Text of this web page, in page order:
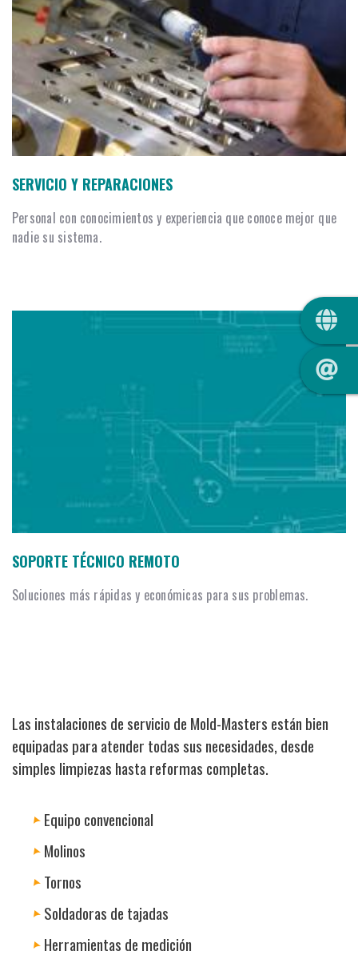
SERVICIO Y REPARACIONES
Personal con conocimientos y experiencia que conoce mejor que
nadie su sistema.
SOPORTE TÉCNICO REMOTO
Soluciones más rápidas y económicas para sus problemas.
Las instalaciones de servicio de Mold-Masters están bien
equipadas para atender todas sus necesidades, desde
simples limpiezas hasta reformas completas.
Equipo convencional
Molinos
Tornos
Soldadoras de tajadas
Herramientas de medición